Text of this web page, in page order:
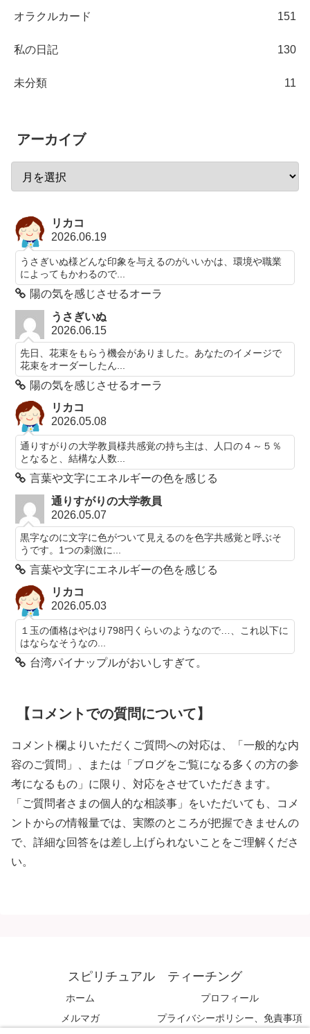
オラクルカード 151
私の日記 130
未分類 11
アーカイブ
リカコ
2026.06.19
うさぎいぬ様どんな印象を与えるのがいいかは、環境や職業
によってもかわるので...
陽の気を感じさせるオーラ
うさぎいぬ
2026.06.15
先日、花束をもらう機会がありました。あなたのイメージで
花束をオーダーしたん...
陽の気を感じさせるオーラ
リカコ
2026.05.08
通りすがりの大学教員様共感覚の持ち主は、人口の４～５％
となると、結構な人数...
言葉や文字にエネルギーの色を感じる
通りすがりの大学教員
2026.05.07
黒字なのに文字に色がついて見えるのを色字共感覚と呼ぶそ
うです。1つの刺激に...
言葉や文字にエネルギーの色を感じる
リカコ
2026.05.03
１玉の価格はやはり798円くらいのようなので…、これ以下に
はならなそうなの...
台湾パイナップルがおいしすぎて。
【コメントでの質問について】
コメント欄よりいただくご質問への対応は、「一般的な内
容のご質問」、または「ブログをご覧になる多くの方の参
考になるもの」に限り、対応をさせていただきます。
「ご質問者さまの個人的な相談事」をいただいても、コメ
ントからの情報量では、実際のところが把握できませんの
で、詳細な回答をは差し上げられないことをご理解くださ
い。
スピリチュアル ティーチング
ホーム
プロフィール
メルマガ
プライバシーポリシー、免責事項